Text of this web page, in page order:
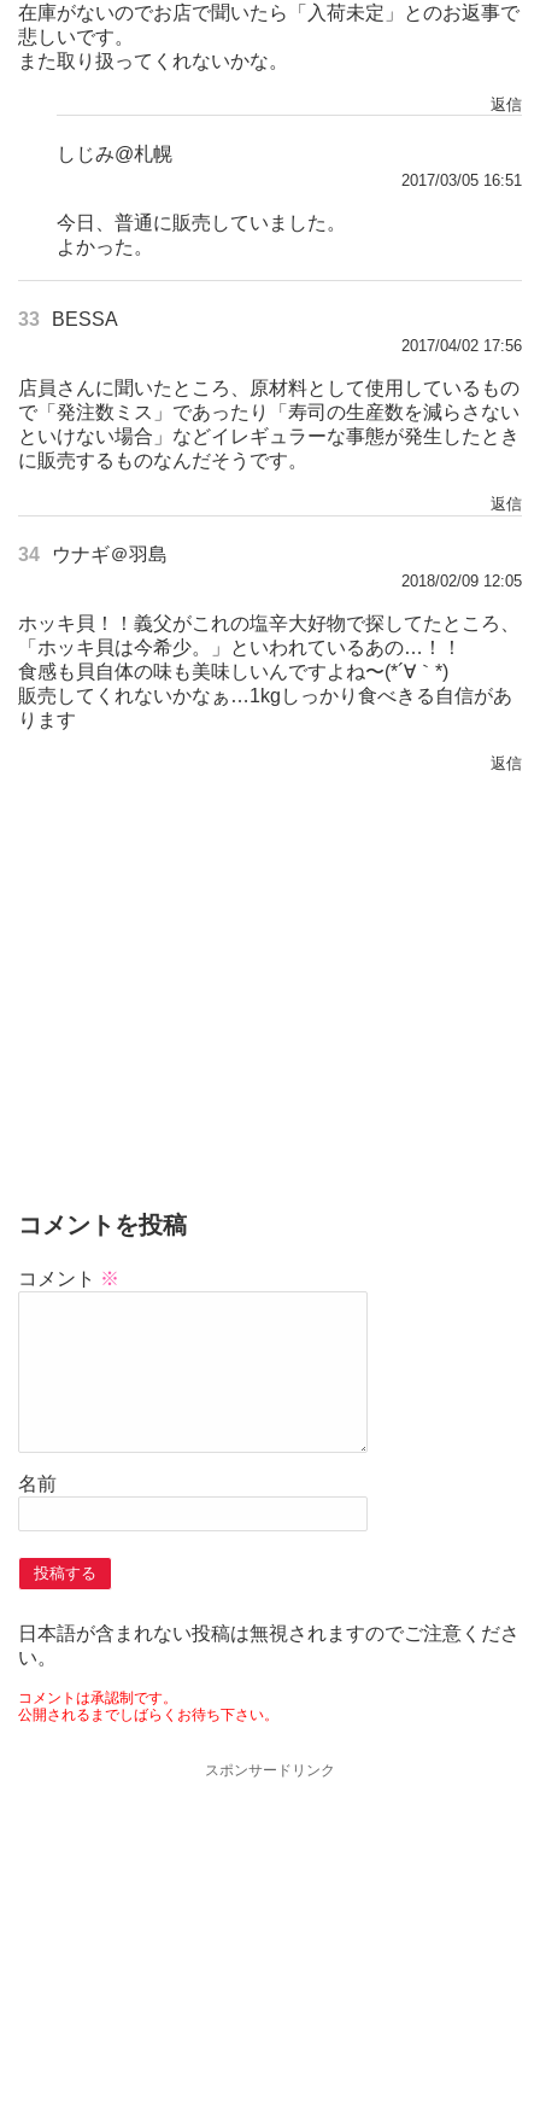
在庫がないのでお店で聞いたら「入荷未定」とのお返事で
悲しいです。
また取り扱ってくれないかな。
返信
しじみ@札幌
2017/03/05 16:51
今日、普通に販売していました。
よかった。
33 BESSA
2017/04/02 17:56
店員さんに聞いたところ、原材料として使用しているもの
で「発注数ミス」であったり「寿司の生産数を減らさない
といけない場合」などイレギュラーな事態が発生したとき
に販売するものなんだそうです。
返信
34 ウナギ＠羽島
2018/02/09 12:05
ホッキ貝！！義父がこれの塩辛大好物で探してたところ、
「ホッキ貝は今希少。」といわれているあの…！！
食感も貝自体の味も美味しいんですよね〜(*´∀｀*)
販売してくれないかなぁ…1kgしっかり食べきる自信があ
ります
返信
コメントを投稿
コメント ※
名前
日本語が含まれない投稿は無視されますのでご注意くださ
い。
コメントは承認制です。
公開されるまでしばらくお待ち下さい。
スポンサードリンク